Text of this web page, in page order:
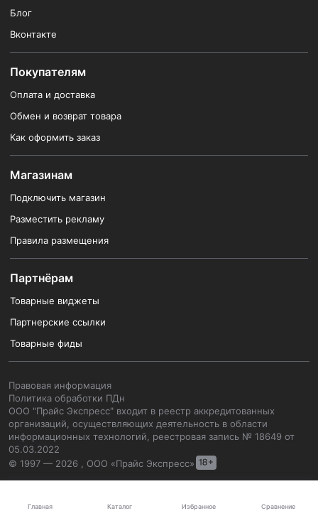
Главная Каталог Избранное Сравнение
Блог
Вконтакте
Покупателям
Оплата и доставка
Обмен и возврат товара
Как оформить заказ
Магазинам
Подключить магазин
Разместить рекламу
Правила размещения
Партнёрам
Товарные виджеты
Партнерские ссылки
Товарные фиды
Правовая информация
Политика обработки ПДн
ООО "Прайс Экспресс" входит в реестр аккредитованных
организаций, осуществляющих деятельность в области
информационных технологий, реестровая запись № 18649 от
05.03.2022
© 1997 — 2026 , ООО «Прайс Экспресс»